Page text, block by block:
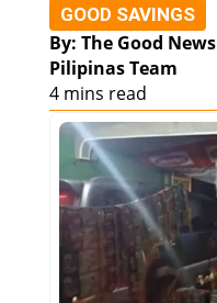
GOOD SAVINGS
By: The Good News
Pilipinas Team
4 mins read